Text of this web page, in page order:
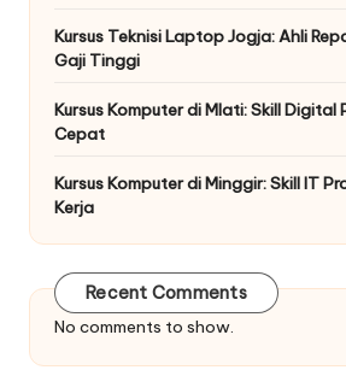
Kursus Teknisi Laptop Jogja: Ahli
Gaji Tinggi
Kursus Komputer di Mlati: Skill Digital
Cepat
Kursus Komputer di Minggir: Skill IT
Kerja
Recent Comments
No comments to show.